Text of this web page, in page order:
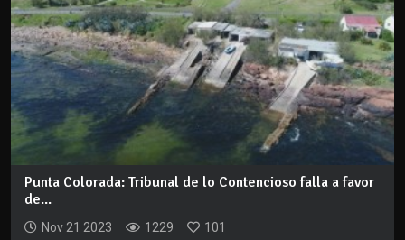
Punta Colorada: Tribunal de lo Contencioso falla a favor
de...
Nov 21 2023 1229 101